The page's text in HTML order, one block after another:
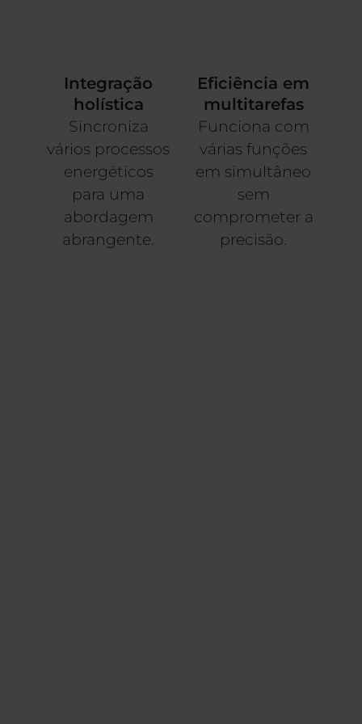
Integração
holística
Sincroniza
vários processos
energéticos
para uma
abordagem
abrangente.
Eficiência em
multitarefas
Funciona com
várias funções
em simultâneo
sem
comprometer a
precisão.